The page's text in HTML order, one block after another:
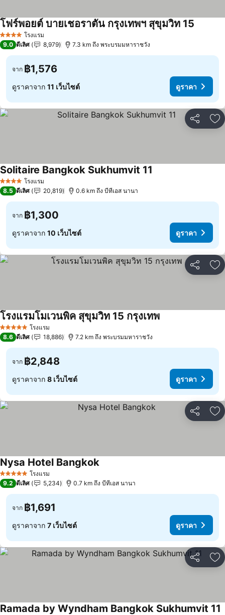
4 ดาว โรงแรม
โฟร์พอยต์ บายเชอราตัน กรุงเทพฯ สุขุมวิท 15
9.0 ดีเลิศ 8,979 7.3 km ถึง พระบรมมหาราชวัง
จาก ฿1,576
ดูราคาจาก 11 เว็บไซต์ ดูราคา
แชร์ เ
4 ดาว โรงแรม
Solitaire Bangkok Sukhumvit 11
8.5 ดีเลิศ 20,819 0.6 km ถึง บีทีเอส นานา
จาก ฿1,300
ดูราคาจาก 10 เว็บไซต์ ดูราคา
แชร์ เ
5 ดาว โรงแรม
โรงแรมโมเวนพิค สุขุมวิท 15 กรุงเทพ
8.6 ดีเลิศ 18,886 7.2 km ถึง พระบรมมหาราชวัง
จาก ฿2,848
ดูราคาจาก 8 เว็บไซต์ ดูราคา
แชร์ เ
5 ดาว โรงแรม
Nysa Hotel Bangkok
9.2 ดีเลิศ 5,234 0.7 km ถึง บีทีเอส นานา
จาก ฿1,691
ดูราคาจาก 7 เว็บไซต์ ดูราคา
แชร์ เ
Ramada by Wyndham Bangkok Sukhumvit 11